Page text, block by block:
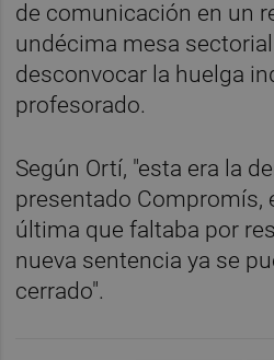
de comunicación en un
undécima mesa
desconvocar la huelga
profesorado.
Según Ortí, "esta era la
presentado Compromís,
última que faltaba por
nueva sentencia ya se
cerrado".